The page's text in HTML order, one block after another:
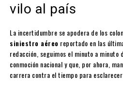
vilo al país
La incertidumbre se apodera de los
siniestro aéreo reportado en las
redacción, seguimos el minuto a minuto
conmoción nacional y que, por ahora,
carrera contra el tiempo para